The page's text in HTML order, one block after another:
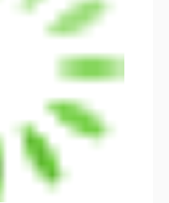
动应力响应
dynamic stress response